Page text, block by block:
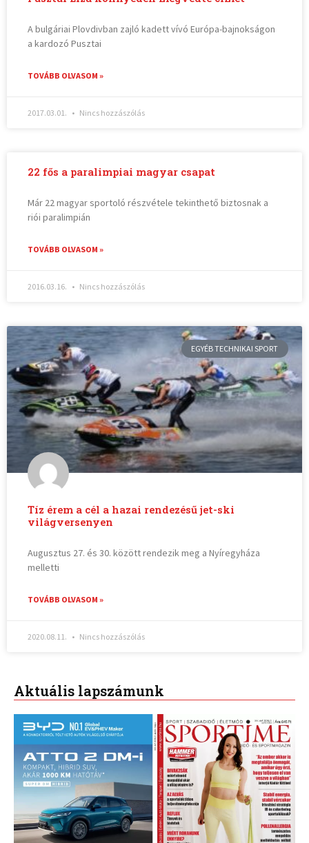
A bulgáriai Plovdivban zajló kadett vívó Európa-bajnokságon
a kardozó Pusztai
TOVÁBB OLVASOM »
2017.03.01. Nincs hozzászólás
22 fős a paralimpiai magyar csapat
Már 22 magyar sportoló részvétele tekinthető biztosnak a
riói paralimpián
TOVÁBB OLVASOM »
2016.03.16. Nincs hozzászólás
EGYÉB TECHNIKAI SPORT
Tíz érem a cél a hazai rendezésű jet-ski
világversenyen
Augusztus 27. és 30. között rendezik meg a Nyíregyháza
melletti
TOVÁBB OLVASOM »
2020.08.11. Nincs hozzászólás
Aktuális lapszámunk